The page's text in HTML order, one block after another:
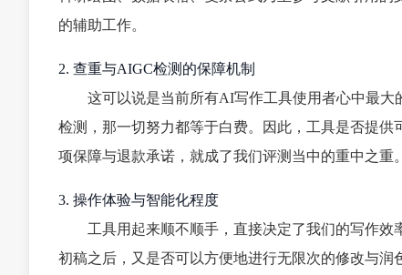
的辅助工作。
2. 查重与AIGC检测的保障机制
这可以说是当前所有AI写作工具使用者心中最
检测，那一切努力都等于白费。因此，工具是否提供
项保障与退款承诺，就成了我们评测当中的重中之重。
3. 操作体验与智能化程度
工具用起来顺不顺手，直接决定了我们的写作
初稿之后，又是否可以方便地进行无限次的修改与润